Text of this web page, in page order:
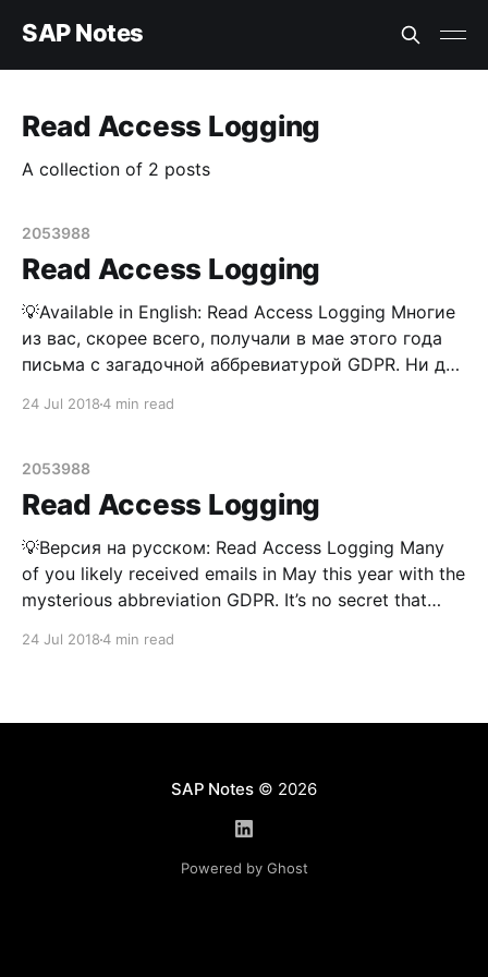
SAP Notes
Read Access Logging
A collection of 2 posts
2053988
Read Access Logging
💡Available in English: Read Access Logging Многие
из вас, скорее всего, получали в мае этого года
письма с загадочной аббревиатурой GDPR. Ни для
персональным данным и тем, кто
24 Jul 20184 min read
2053988
Read Access Logging
💡Версия на русском: Read Access Logging Many
of you likely received emails in May this year with the
mysterious abbreviation GDPR. It’s no secret that
24 Jul 20184 min read
SAP Notes© 2026
Powered by Ghost